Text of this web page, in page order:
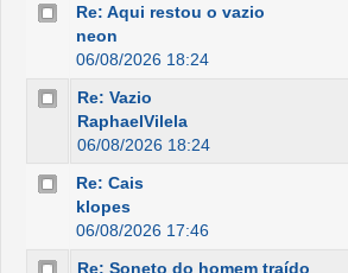
Re: Aqui restou o vazio
neon
06/08/2026 18:24
Re: Vazio
RaphaelVilela
06/08/2026 18:24
Re: Cais
klopes
06/08/2026 17:46
Re: Soneto do homem traído